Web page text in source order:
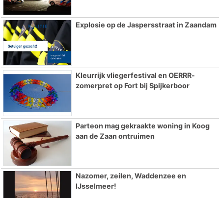
Explosie op de Jaspersstraat in Zaandam
Kleurrijk vliegerfestival en OERRR-
zomerpret op Fort bij Spijkerboor
Parteon mag gekraakte woning in Koog
aan de Zaan ontruimen
Nazomer, zeilen, Waddenzee en
IJsselmeer!